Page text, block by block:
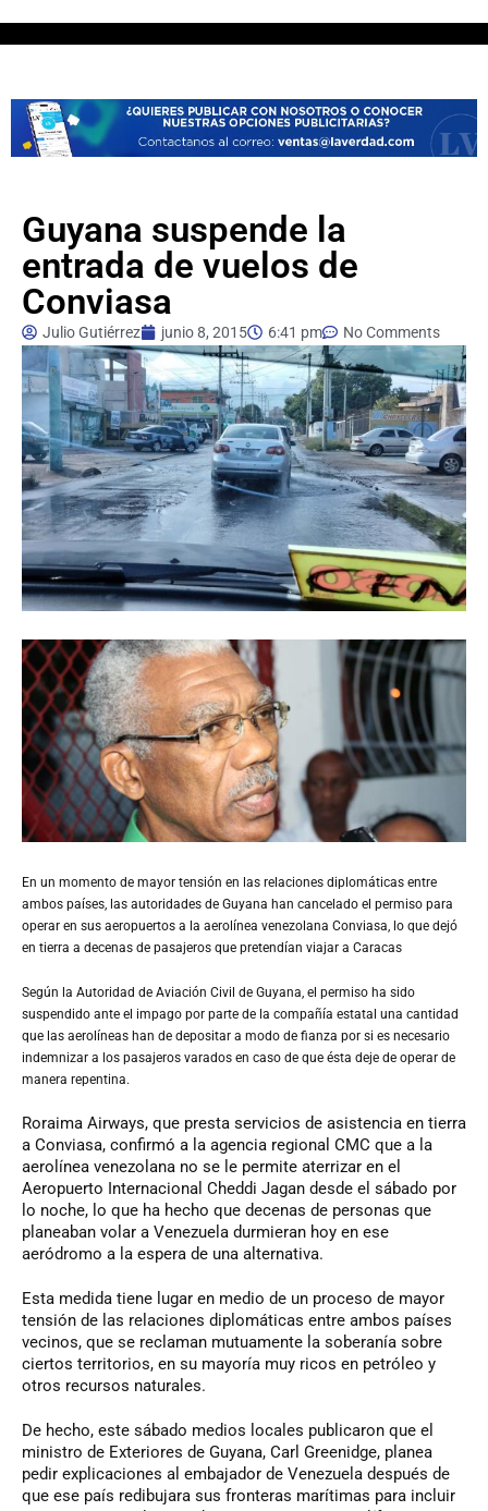
Guyana suspende la
entrada de vuelos de
Conviasa
Julio Gutiérrez junio 8, 2015 6:41 pm No Comments
En un momento de mayor tensión en las relaciones diplomáticas entre
ambos países, las autoridades de Guyana han cancelado el permiso para
operar en sus aeropuertos a la aerolínea venezolana Conviasa, lo que dejó
en tierra a decenas de pasajeros que pretendían viajar a Caracas
Según la Autoridad de Aviación Civil de Guyana, el permiso ha sido
suspendido ante el impago por parte de la compañía estatal una cantidad
que las aerolíneas han de depositar a modo de fianza por si es necesario
indemnizar a los pasajeros varados en caso de que ésta deje de operar de
manera repentina.
Roraima Airways, que presta servicios de asistencia en tierra
a Conviasa, confirmó a la agencia regional CMC que a la
aerolínea venezolana no se le permite aterrizar en el
Aeropuerto Internacional Cheddi Jagan desde el sábado por
lo noche, lo que ha hecho que decenas de personas que
planeaban volar a Venezuela durmieran hoy en ese
aeródromo a la espera de una alternativa.
Esta medida tiene lugar en medio de un proceso de mayor
tensión de las relaciones diplomáticas entre ambos países
vecinos, que se reclaman mutuamente la soberanía sobre
ciertos territorios, en su mayoría muy ricos en petróleo y
otros recursos naturales.
De hecho, este sábado medios locales publicaron que el
ministro de Exteriores de Guyana, Carl Greenidge, planea
pedir explicaciones al embajador de Venezuela después de
que ese país redibujara sus fronteras marítimas para incluir